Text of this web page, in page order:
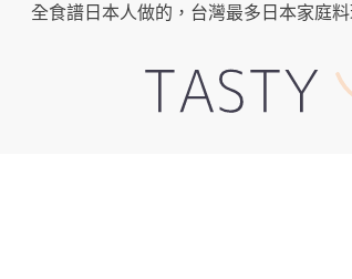
全食譜日本人做的，台灣最多日本家庭